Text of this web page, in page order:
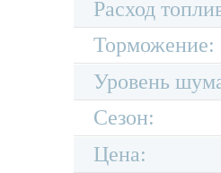
Расход
Торможение:
Уровень
Сезон:
Цена: